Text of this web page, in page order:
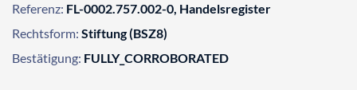
Referenz: FL-0002.757.002-0, Handelsregister
Rechtsform: Stiftung (BSZ8)
Bestätigung: FULLY_CORROBORATED